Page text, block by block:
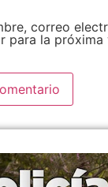
correo
para la próxima